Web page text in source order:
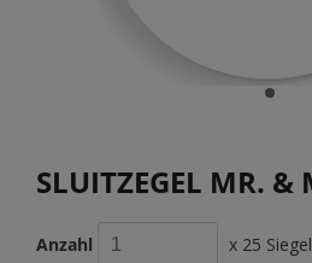
SLUITZEGEL MR. &
Anzahl x 25 Siegel